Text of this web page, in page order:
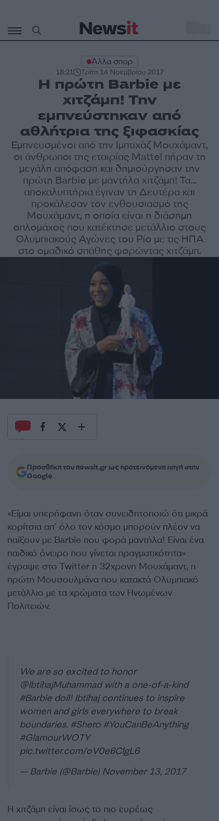
περιεχόμενο
Άλλα σπορ
18:21 Τρίτη 14 Νοεμβρίου 2017
Η πρώτη Barbie με
χιτζάμπ! Την
εμπνεύστηκαν από
αθλήτρια της ξιφασκίας
Εμπνευσμένοι από την Ιμπτιχάζ Μουχάμαντ,
οι άνθρωποι της εταιρίας Mattel πήραν τη
μεγάλη απόφαση και δημιούργησαν την
πρώτη Barbie με μαντήλα χιτζάμπ! Τα...
αποκαλυπτήρια έγιναν τη Δευτέρα και
προκάλεσαν τον ενθουσιασμό της
Μουχάμαντ, η οποία είναι η διάσημη
οπλομάχος που κατέκτησε μετάλλιο στους
Ολυμπιακούς Αγώνες του Ρίο με τις ΗΠΑ
στο ομαδικό σπάθης φορώντας χιτζάμπ.
Προσθήκη του newsit.gr ως προτεινόμενη πηγή στην
Google
«Είμαι υπερήφανη όταν συνειδητοποιώ ότι μικρά
κορίτσια απ’ όλο τον κόσμο μπορούν πλέον να
παίξουν με Barbie που φορά μαντήλα! Είναι ένα
παιδικό όνειρο που γίνεται πραγματικότητα»
έγραψε στο Twitter η 32χρονη Μουχάμαντ, η
πρώτη Μουσουλμάνα που κατακτά Ολυμπιακό
μετάλλιο με τα χρώματα των Ηνωμένων
Πολιτειών.
We are so excited to honor
@IbtihajMuhammadwith a one-of-a-kind
#Barbie doll! Ibtihaj continues to inspire
women and girls everywhere to break
boundaries. #Shero #YouCanBeAnything
#GlamourWOTY
pic.twitter.com/oV0e6ClgL6
— Barbie (@Barbie) November 13, 2017
Η χιτζάμπ είναι ίσως το πιο ευρέως